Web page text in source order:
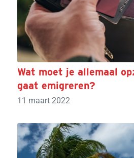
Wat moet je allemaal
gaat emigreren?
11 maart 2022